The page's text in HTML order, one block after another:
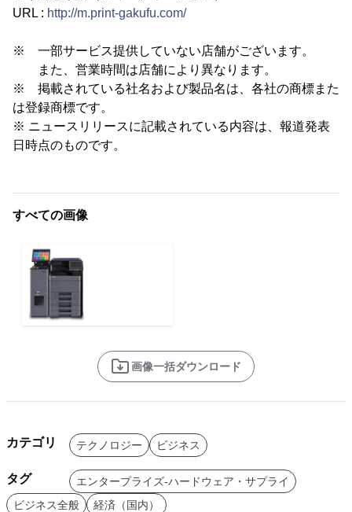
URL : http://m.print-gakufu.com/
※ 一部サービス提供していない店舗がございます。
また、営業時間は店舗により異なります。
※ 掲載されている社名および製品名は、各社の商標また
は登録商標です。
※ ニュースリリースに記載されている内容は、報道発表
日時点のものです。
すべての画像
画像一括ダウンロード
カテゴリ テクノロジー ビジネス
タグ
エンタープライズ-ハードウェア・サプライ
ビジネス全般
経済（国内）